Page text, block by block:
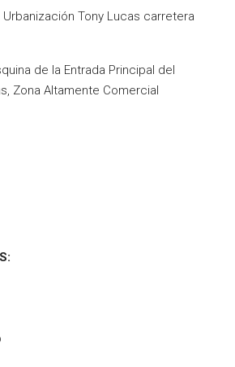
Tony Lucas carretera
de la Entrada Principal del
Zona Altamente Comercial